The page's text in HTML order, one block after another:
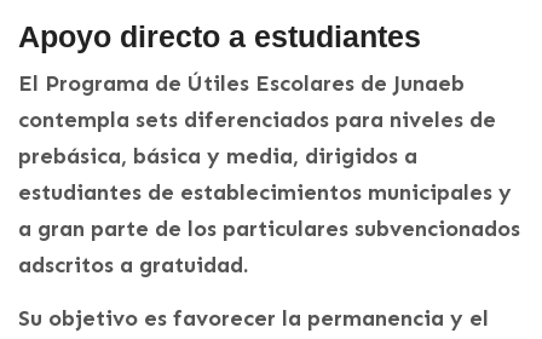
Apoyo directo a estudiantes
El Programa de Útiles Escolares de Junaeb
contempla sets diferenciados para niveles de
prebásica, básica y media, dirigidos a
estudiantes de establecimientos municipales y
a gran parte de los particulares subvencionados
adscritos a gratuidad.
Su objetivo es favorecer la permanencia y el